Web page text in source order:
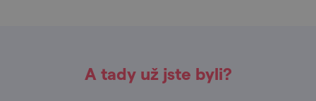
A tady už jste byli?